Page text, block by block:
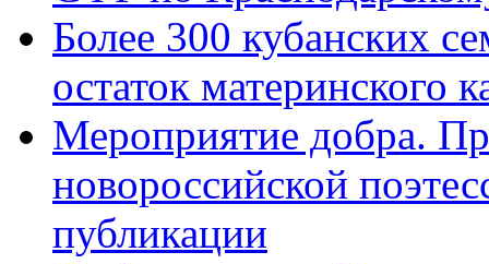
Более 300 кубанских
остаток материнского
Мероприятие добра.
новороссийской
публикации